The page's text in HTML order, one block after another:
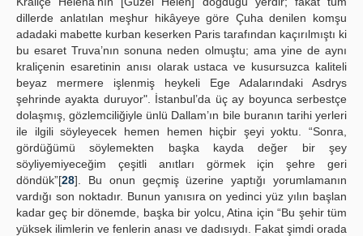
dillerde anlatılan meşhur hikâyeye göre Çuha denilen komşu
adadaki mabette kurban keserken Paris tarafından kaçırılmıştı ki
bu esaret Truva’nın sonuna neden olmuştu; ama yine de aynı
kraliçenin esaretinin anısı olarak ustaca ve kusursuzca kaliteli
beyaz mermere işlenmiş heykeli Ege Adalarındaki Asdrys
şehrinde ayakta duruyor". İstanbul’da üç ay boyunca serbestçe
dolaşmış, gözlemciliğiyle ünlü Dallam’ın bile buranın tarihi yerleri
ile ilgili söyleyecek hemen hemen hiçbir şeyi yoktu. “Sonra,
gördüğümü söylemekten başka kayda değer bir şey
söyliyemiyeceğim çeşitli anıtları görmek için şehre geri
döndük”[28]. Bu onun geçmiş üzerine yaptığı yorumlamanın
vardığı son noktadır. Bunun yanısıra on yedinci yüz yılın başlan
kadar geç bir dönemde, başka bir yolcu, Atina için “Bu şehir tüm
yüksek ilimlerin ve fenlerin anası ve dadısıydı. Fakat şimdi orada